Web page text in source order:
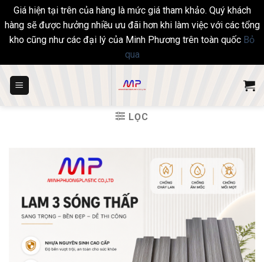
Giá hiện tại trên của hàng là mức giá tham khảo. Quý khách
hàng sẽ được hưởng nhiều ưu đãi hơn khi làm việc với các tổng
kho cũng như các đại lý của Minh Phương trên toàn quốc Bỏ
qua
LỌC